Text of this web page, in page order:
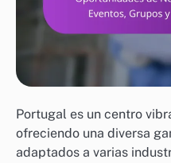
Portugal es un centro
ofreciendo una diversa
adaptados a varias